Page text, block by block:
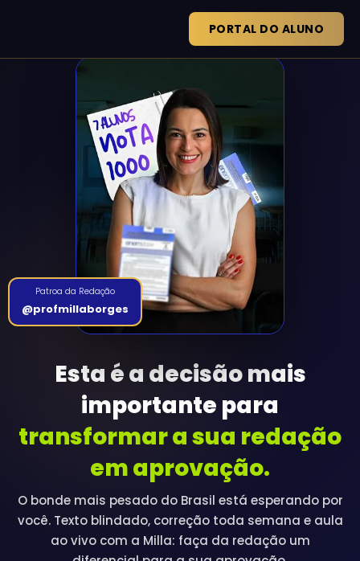
PORTAL DO ALUNO
Esta é a decisão mais
importante para
transformar a sua redação
em aprovação.
O bonde mais pesado do Brasil está esperando por
você. Texto blindado, correção toda semana e aula
ao vivo com a Milla: faça da redação um
Patroa da Redação
@profmillaborges